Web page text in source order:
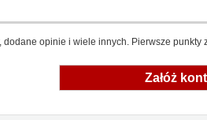
opinie i wiele innych. Pierwsze
Załóż